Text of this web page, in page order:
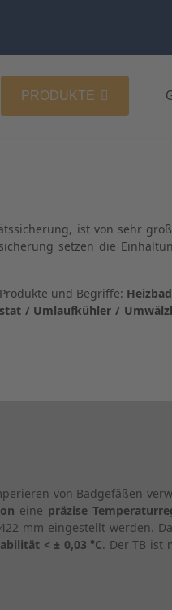
PRODUKTE
ist von sehr
setzen die
und Begriffe:
/ Umlaufkühler /
von Badgefäßen
eine präzise
mm eingestellt werden.
< ± 0,03 °C. Der TB ist